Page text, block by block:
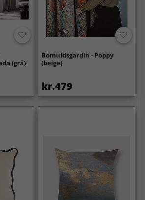
(grå)
Bomuldsgardin - Poppy
(beige)
kr.479